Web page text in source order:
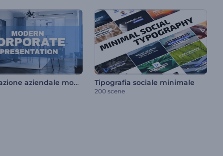
Presentazione aziendale moderna Tipografia sociale minimale
200 scene